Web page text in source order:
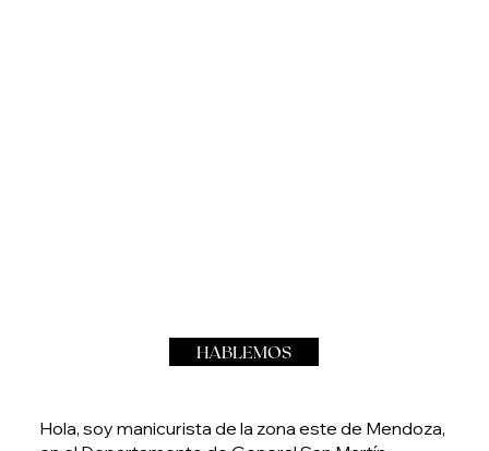
HABLEMOS
Hola, soy manicurista de la zona este de Mendoza,